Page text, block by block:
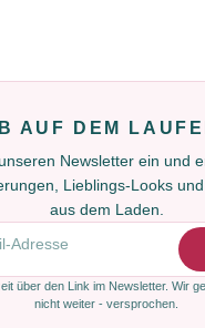
AUF DEM
Newsletter ein und
Lieblings-Looks
aus dem Laden.
über den Link im Newsletter. Wir
nicht weiter - versprochen.